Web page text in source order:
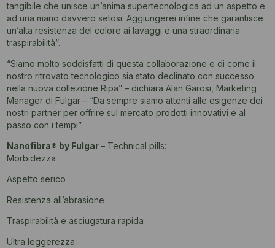
tangibile che unisce un’anima supertecnologica ad un aspetto e
ad una mano davvero setosi. Aggiungerei infine che garantisce
un’alta resistenza del colore ai lavaggi e una straordinaria
traspirabilità”.
“Siamo molto soddisfatti di questa collaborazione e di come il
nostro ritrovato tecnologico sia stato declinato con successo
nella nuova collezione Ripa” – dichiara Alan Garosi, Marketing
Manager di Fulgar – “Da sempre siamo attenti alle esigenze dei
nostri partner per offrire sul mercato prodotti innovativi e al
passo con i tempi”.
Nanofibra® by Fulgar– Technical pills:
Morbidezza
Aspetto serico
Resistenza all’abrasione
Traspirabilità e asciugatura rapida
Ultra leggerezza